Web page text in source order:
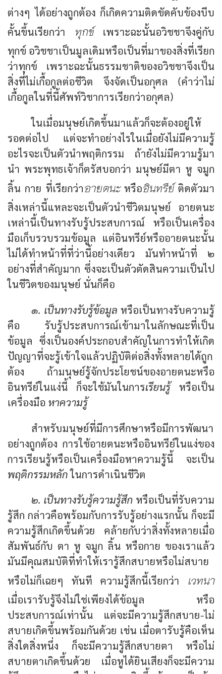
ต่างๆ ได้อย่างถูกต้อง ก็เกิดความติดขัดคับข้องบีบ
คั้นขึ้นเรียกว่า ทุกข์เพราะฉะนั้นอวิชชาจึงคู่กับ
ทุกข์ อวิชชาเป็นมูลเดิมหรือเป็นที่มาของสิ่งที่เรียก
ว่าทุกข์ เพราะฉะนั้นธรรมชาติของอวิชชาจึงเป็น
สิ่งที่ไม่เกื้อกูลต่อชีวิต จึงจัดเป็นอกุศล (คำว่าไม่
เกื้อกูลในที่นี้ศัพท์วิชาการเรียกว่าอกุศล)
ในเมื่อมนุษย์เกิดขึ้นมาแล้วก็จะต้องอยู่ให้
รอดต่อไป แต่จะทำอย่างไรในเมื่อยังไม่มีความรู้
อะไรจะเป็นตัวนำพฤติกรรม ถ้ายังไม่มีความรู้มา
นำ พระพุทธเจ้าก็ตรัสบอกว่า มนุษย์มีตา หู จมูก
ลิ้น กาย ที่เรียกว่าอายตนะหรืออินทรีย์ติดตัวมา
สิ่งเหล่านี้แหละจะเป็นตัวนำชีวิตมนุษย์ อายตนะ
เหล่านี้เป็นทางรับรู้ประสบการณ์ หรือเป็นเครื่อง
มือเก็บรวบรวมข้อมูล แต่อินทรีย์หรืออายตนะนั้น
ไม่ได้ทำหน้าที่ที่ว่านี้อย่างเดียว มันทำหน้าที่ ๒
อย่างที่สำคัญมาก ซึ่งจะเป็นตัวตัดสินความเป็นไป
ในชีวิตของมนุษย์ นั่นก็คือ
๑. เป็นทางรับรู้ข้อมูลหรือเป็นทางรับความรู้
คือ รับรู้ประสบการณ์เข้ามาในลักษณะที่เป็น
ข้อมูล ซึ่งเป็นองค์ประกอบสำคัญในการทำให้เกิด
ปัญญาที่จะรู้เข้าใจแล้วปฏิบัติต่อสิ่งทั้งหลายได้ถูก
ต้อง ถ้ามนุษย์รู้จักประโยชน์ของอายตนะหรือ
อินทรีย์ในแง่นี้ ก็จะใช้มันในการเรียนรู้หรือเป็น
เครื่องมือ หาความรู้
สำหรับมนุษย์ที่มีการศึกษาหรือมีการพัฒนา
อย่างถูกต้อง การใช้อายตนะหรืออินทรีย์ในแง่ของ
การเรียนรู้หรือเป็นเครื่องมือหาความรู้นี้ จะเป็น
พฤติกรรมหลักในการดำเนินชีวิต
๒. เป็นทางรับรู้ความรู้สึก หรือเป็นที่รับความ
รู้สึก กล่าวคือพร้อมกับการรับรู้อย่างแรกนั้น ก็จะมี
ความรู้สึกเกิดขึ้นด้วย คล้ายกับว่าสิ่งทั้งหลายเมื่อ
สัมพันธ์กับ ตา หู จมูก ลิ้น หรือกาย ของเราแล้ว
มันมีคุณสมบัติที่ทำให้เรารู้สึกสบายหรือไม่สบาย
หรือไม่ก็เฉยๆ ทันที ความรู้สึกนี้เรียกว่า เวทนา
เมื่อเรารับรู้จึงไม่ใช่เพียงได้ข้อมูล หรือ
ประสบการณ์เท่านั้น แต่จะมีความรู้สึกสบาย-ไม่
สบายเกิดขึ้นพร้อมกันด้วย เช่น เมื่อตารับรู้คือเห็น
สิ่งใดสิ่งหนึ่ง ก็จะมีความรู้สึกสบายตา หรือไม่
สบายตาเกิดขึ้นด้วย เมื่อหูได้ยินเสียงก็จะมีความ